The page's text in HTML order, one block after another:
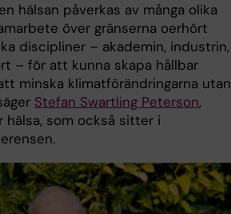
hälsan påverkas av många olika
över gränserna oerhört
discipliner – akademin, industrin,
– för att kunna skapa hållbar
minska klimatförändringarna utan
Stefan Swartling Peterson,
som också sitter i